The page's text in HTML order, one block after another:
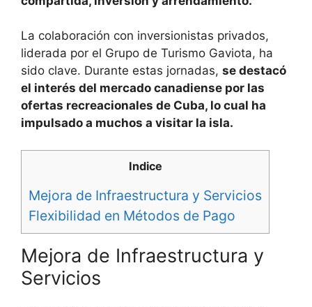
La colaboración con inversionistas privados,
liderada por el Grupo de Turismo Gaviota, ha
sido clave. Durante estas jornadas, se destacó
el interés del mercado canadiense por las
ofertas recreacionales de Cuba, lo cual ha
impulsado a muchos a visitar la isla.
Indice
Mejora de Infraestructura y Servicios
Flexibilidad en Métodos de Pago
Mejora de Infraestructura y
Servicios